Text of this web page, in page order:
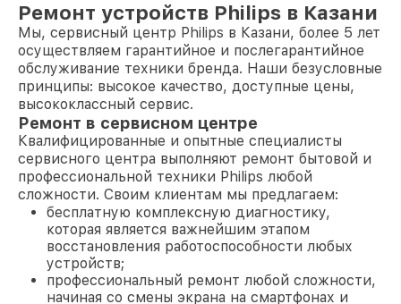
Ремонт устройств Philips в Казани
Мы, сервисный центр Philips в Казани, более 5 лет
осуществляем гарантийное и послегарантийное
обслуживание техники бренда. Наши безусловные
принципы: высокое качество, доступные цены,
высококлассный сервис.
Ремонт в сервисном центре
Квалифицированные и опытные специалисты
сервисного центра выполняют ремонт бытовой и
профессиональной техники Philips любой
сложности. Своим клиентам мы предлагаем:
бесплатную комплексную диагностику,
которая является важнейшим этапом
восстановления работоспособности любых
устройств;
профессиональный ремонт любой сложности,
начиная со смены экрана на смартфонах и